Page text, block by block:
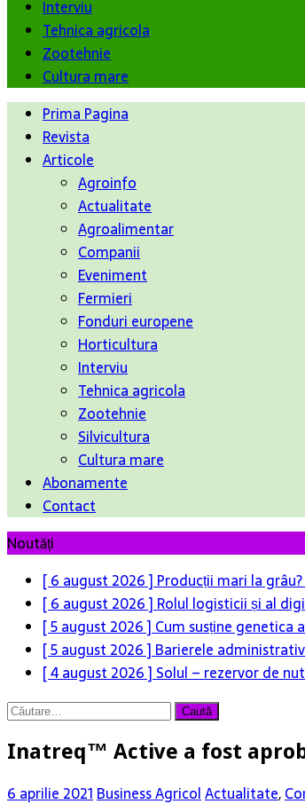
Interviu
Tehnica agricola
Zootehnie
Cultura mare
Prima Pagina
Revista
Articole
Agroinfo
Actualitate
Agroalimentar
Companii
Eveniment
Fermieri
Fonduri europene
Horticultura
Interviu
Tehnica agricola
Zootehnie
Silvicultura
Cultura mare
Abonamente
Contact
Noutăți
[ 6 august 2026 ] Producții mari la
[ 6 august 2026 ] Rolul logisticii și al
[ 5 august 2026 ] Cum susține genetica
[ 5 august 2026 ] Barierele
[ 4 august 2026 ] Solul – rezervor de
Caută
Inatreq™ Active a fost
6 aprilie 2021 Business AgricolActualitate,